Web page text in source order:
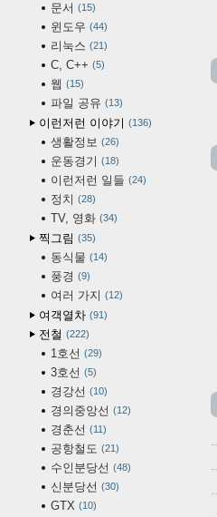
문서 15
윈도우 44
리눅스 21
C, C++ 5
웹 15
파일 공유 13
이런저런 이야기 136
생활정보 26
운동경기 18
이런저런 일들 24
정치 28
TV, 영화 34
찍그림 35
동식물 14
풍경 9
여러 가지 12
여객열차 91
전철 222
1호선 29
3호선 5
경강선 10
경의중앙선 12
경춘선 11
공항철도 21
수인분당선 48
신분당선 30
GTX 10